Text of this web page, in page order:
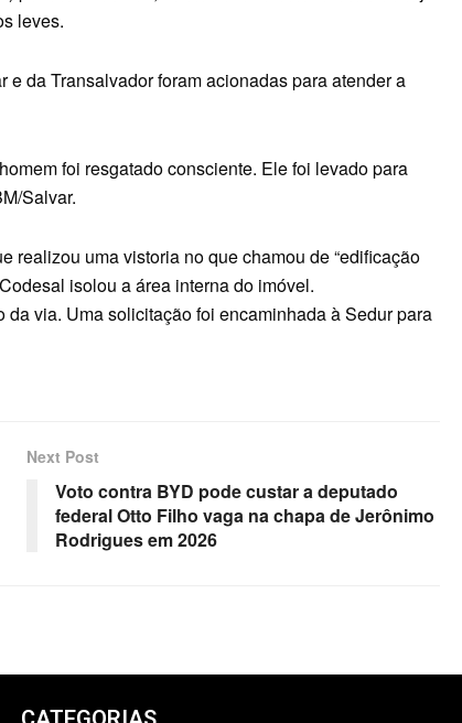
leves.
da Transalvador foram acionadas para atender a
foi resgatado consciente. Ele foi levado para
Salvar.
realizou uma vistoria no que chamou de “edificação
isolou a área interna do imóvel.
via. Uma solicitação foi encaminhada à Sedur para
Next Post
Voto contra BYD pode custar a deputado
federal Otto Filho vaga na chapa de Jerônimo
Rodrigues em 2026